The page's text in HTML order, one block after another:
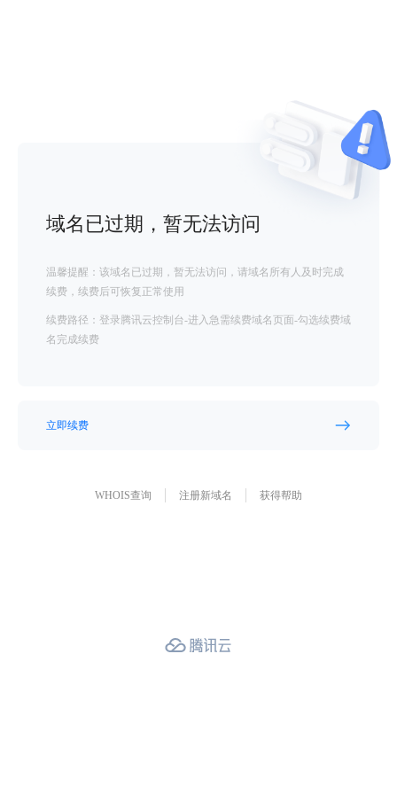
域名已过期，暂无法访问
温馨提醒：该域名已过期，暂无法访问，请域名所有人及时完成
续费，续费后可恢复正常使用
续费路径：登录腾讯云控制台-进入急需续费域名页面-勾选续费域
名完成续费
立即续费
WHOIS查询 注册新域名 获得帮助